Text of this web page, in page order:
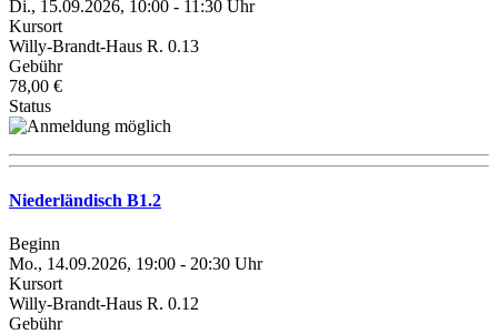
Di., 15.09.2026, 10:00 - 11:30 Uhr
Kursort
Willy-Brandt-Haus R. 0.13
Gebühr
78,00 €
Status
Niederländisch B1.2
Beginn
Mo., 14.09.2026, 19:00 - 20:30 Uhr
Kursort
Willy-Brandt-Haus R. 0.12
Gebühr